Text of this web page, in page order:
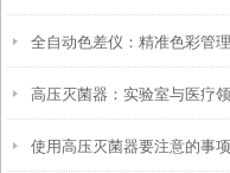
握这些内容
全自动色差仪：精准色彩管
助手
高压灭菌器：实验室与医疗
毒卫士
使用高压灭菌器要注意的事